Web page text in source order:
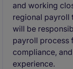
and working
regional payroll
will be
payroll process
compliance,
experience.